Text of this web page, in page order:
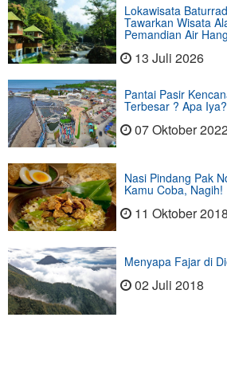
Lokawisata
Tawarkan Wisata
Pemandian Air
13 Juli 2026
Pantai Pasir
Terbesar ? Apa Iya?
07 Oktober
Nasi Pindang Pak
Kamu Coba, Nagih!
11 Oktober 2018
Menyapa Fajar di
02 Juli 2018